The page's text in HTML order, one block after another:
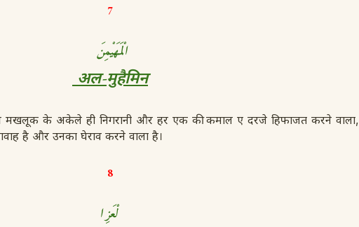
7
الْمَهَيْمِنَ
अल-मुहैमिन
मखलूक के अकेले ही निगरानी और हर एक की कमाल ए दरजे हिफाजत करने वाला,
है और उनका घेराव करने वाला है।
8
لْعَزِا